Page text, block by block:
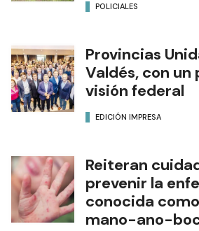
POLICIALES
Provincias
Valdés, con un
visión federal
EDICIÓN IMPRESA
Reiteran
prevenir la
conocida
mano-ano-